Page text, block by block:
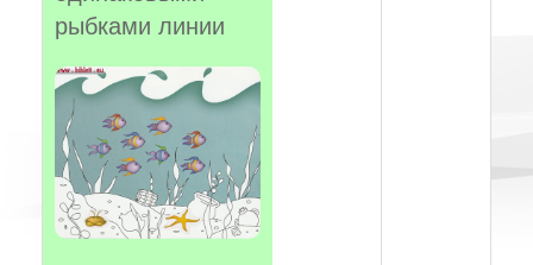
рыбками линии